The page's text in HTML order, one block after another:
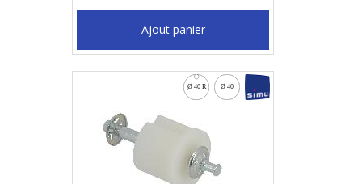
Ajout panier